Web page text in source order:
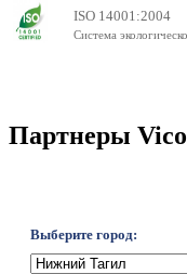
ISO 14001:2004
Система
Партнеры
Выберите город: